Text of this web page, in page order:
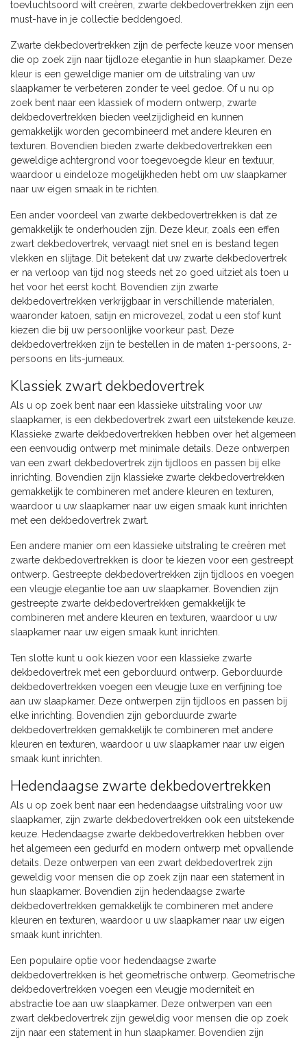
toevluchtsoord wilt creëren, zwarte dekbedovertrekken zijn een
must-have in je collectie beddengoed.
Zwarte dekbedovertrekken zijn de perfecte keuze voor mensen
die op zoek zijn naar tijdloze elegantie in hun slaapkamer. Deze
kleur is een geweldige manier om de uitstraling van uw
slaapkamer te verbeteren zonder te veel gedoe. Of u nu op
zoek bent naar een klassiek of modern ontwerp, zwarte
dekbedovertrekken bieden veelzijdigheid en kunnen
gemakkelijk worden gecombineerd met andere kleuren en
texturen. Bovendien bieden zwarte dekbedovertrekken een
geweldige achtergrond voor toegevoegde kleur en textuur,
waardoor u eindeloze mogelijkheden hebt om uw slaapkamer
naar uw eigen smaak in te richten.
Een ander voordeel van zwarte dekbedovertrekken is dat ze
gemakkelijk te onderhouden zijn. Deze kleur, zoals een effen
zwart dekbedovertrek, vervaagt niet snel en is bestand tegen
vlekken en slijtage. Dit betekent dat uw zwarte dekbedovertrek
er na verloop van tijd nog steeds net zo goed uitziet als toen u
het voor het eerst kocht. Bovendien zijn zwarte
dekbedovertrekken verkrijgbaar in verschillende materialen,
waaronder katoen, satijn en microvezel, zodat u een stof kunt
kiezen die bij uw persoonlijke voorkeur past. Deze
dekbedovertrekken zijn te bestellen in de maten 1-persoons, 2-
persoons en lits-jumeaux.
Klassiek zwart dekbedovertrek
Als u op zoek bent naar een klassieke uitstraling voor uw
slaapkamer, is een dekbedovertrek zwart een uitstekende keuze.
Klassieke zwarte dekbedovertrekken hebben over het algemeen
een eenvoudig ontwerp met minimale details. Deze ontwerpen
van een zwart dekbedovertrek zijn tijdloos en passen bij elke
inrichting. Bovendien zijn klassieke zwarte dekbedovertrekken
gemakkelijk te combineren met andere kleuren en texturen,
waardoor u uw slaapkamer naar uw eigen smaak kunt inrichten
met een dekbedovertrek zwart.
Een andere manier om een klassieke uitstraling te creëren met
zwarte dekbedovertrekken is door te kiezen voor een gestreept
ontwerp. Gestreepte dekbedovertrekken zijn tijdloos en voegen
een vleugje elegantie toe aan uw slaapkamer. Bovendien zijn
gestreepte zwarte dekbedovertrekken gemakkelijk te
combineren met andere kleuren en texturen, waardoor u uw
slaapkamer naar uw eigen smaak kunt inrichten.
Ten slotte kunt u ook kiezen voor een klassieke zwarte
dekbedovertrek met een geborduurd ontwerp. Geborduurde
dekbedovertrekken voegen een vleugje luxe en verfijning toe
aan uw slaapkamer. Deze ontwerpen zijn tijdloos en passen bij
elke inrichting. Bovendien zijn geborduurde zwarte
dekbedovertrekken gemakkelijk te combineren met andere
kleuren en texturen, waardoor u uw slaapkamer naar uw eigen
smaak kunt inrichten.
Hedendaagse zwarte dekbedovertrekken
Als u op zoek bent naar een hedendaagse uitstraling voor uw
slaapkamer, zijn zwarte dekbedovertrekken ook een uitstekende
keuze. Hedendaagse zwarte dekbedovertrekken hebben over
het algemeen een gedurfd en modern ontwerp met opvallende
details. Deze ontwerpen van een zwart dekbedovertrek zijn
geweldig voor mensen die op zoek zijn naar een statement in
hun slaapkamer. Bovendien zijn hedendaagse zwarte
dekbedovertrekken gemakkelijk te combineren met andere
kleuren en texturen, waardoor u uw slaapkamer naar uw eigen
smaak kunt inrichten.
Een populaire optie voor hedendaagse zwarte
dekbedovertrekken is het geometrische ontwerp. Geometrische
dekbedovertrekken voegen een vleugje moderniteit en
abstractie toe aan uw slaapkamer. Deze ontwerpen van een
zwart dekbedovertrek zijn geweldig voor mensen die op zoek
zijn naar een statement in hun slaapkamer. Bovendien zijn